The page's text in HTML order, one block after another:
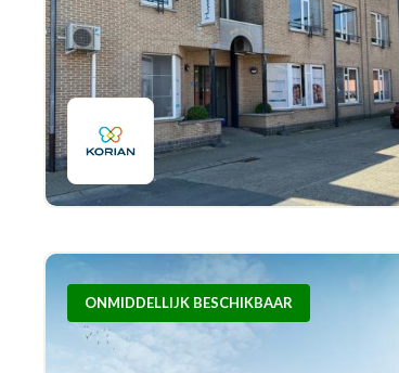
ONMIDDELLIJK BESCHIKBAAR